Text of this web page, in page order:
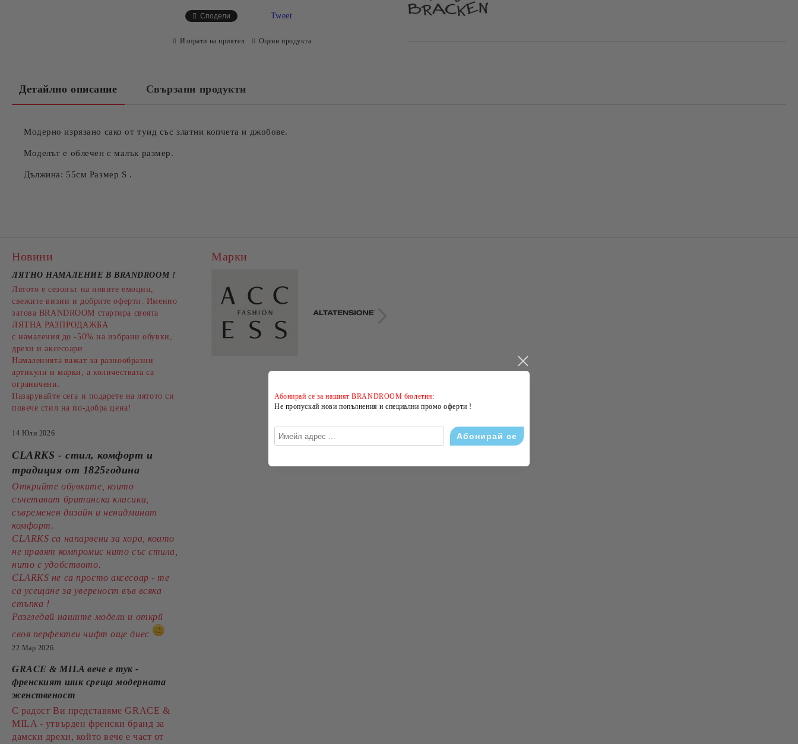
Сподели Tweet
Изпрати на приятел Оцени продукта
Детайлно описание Свързани продукти
Модерно изрязано сако от туид със златни копчета и джобове.
Моделът е облечен с малък размер.
Дължина: 55см Размер S .
Новини
ЛЯТНО НАМАЛЕНИЕ В BRANDROOM !
Лятото е сезонът на новите емоции,
свежите визии и добрите оферти. Именно
затова BRANDROOM стартира своята
ЛЯТНА РАЗПРОДАЖБА
с намаления до -50% на избрани обувки,
дрехи и аксесоари.
Намаленията важат за разнообразни
артикули и марки, а количествата са
ограничени.
Пазарувайте сега и подарете на лятото си
повече стил на по-добра цена!
14 Юли 2026
CLARKS - стил, комфорт и
традиция от 1825година
Открийте обувките, които
съчетават британска класика,
съвременен дизайн и ненадминат
комфорт.
CLARKS са напарвени за хора, които
не правят компромис нито със стила,
нито с удобството.
CLARKS не са просто аксесоар - те
са усещане за увереност във всяка
стъпка !
Разгледай нашите модели и открй
своя перфектен чифт още днес
22 Мар 2026
GRACE & MILA вече е тук -
френският шик среща модерната
женственост
С радост Ви представяме GRACE &
MILA - утвърден френски бранд за
дамски дрехи, който вече е част от
Марки
Абонирай се за нашият BRANDROOM бюлетин:
Не пропускай нови попълнения и специални промо оферти !